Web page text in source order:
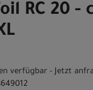
RC 20 -
verfügbar - Jetzt